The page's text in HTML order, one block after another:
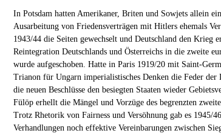
In Potsdam hatten Amerikaner, Briten und Sowjets allein
Ausarbeitung von Friedensverträgen mit Hitlers ehemals
1943/44 die Seiten gewechselt und Deutschland den Krieg
Reintegration Deutschlands und Österreichs in die zweite
wurde aufgeschoben. Hatte in Paris 1919/20 mit Saint-
Trianon für Ungarn imperialistisches Denken die Feder der
die neuen Beschlüsse den besiegten Staaten wieder
Fülöp erhellt die Mängel und Vorzüge des begrenzten
Trotz Rhetorik von Fairness und Versöhnung gab es 1945/
Verhandlungen noch effektive Vereinbarungen zwischen